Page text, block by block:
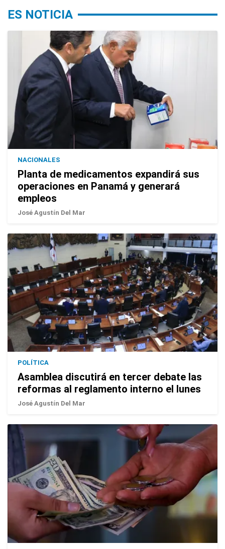
ES NOTICIA
NACIONALES
Planta de medicamentos expandirá sus
operaciones en Panamá y generará
empleos
José Agustín Del Mar
POLÍTICA
Asamblea discutirá en tercer debate las
reformas al reglamento interno el lunes
José Agustín Del Mar